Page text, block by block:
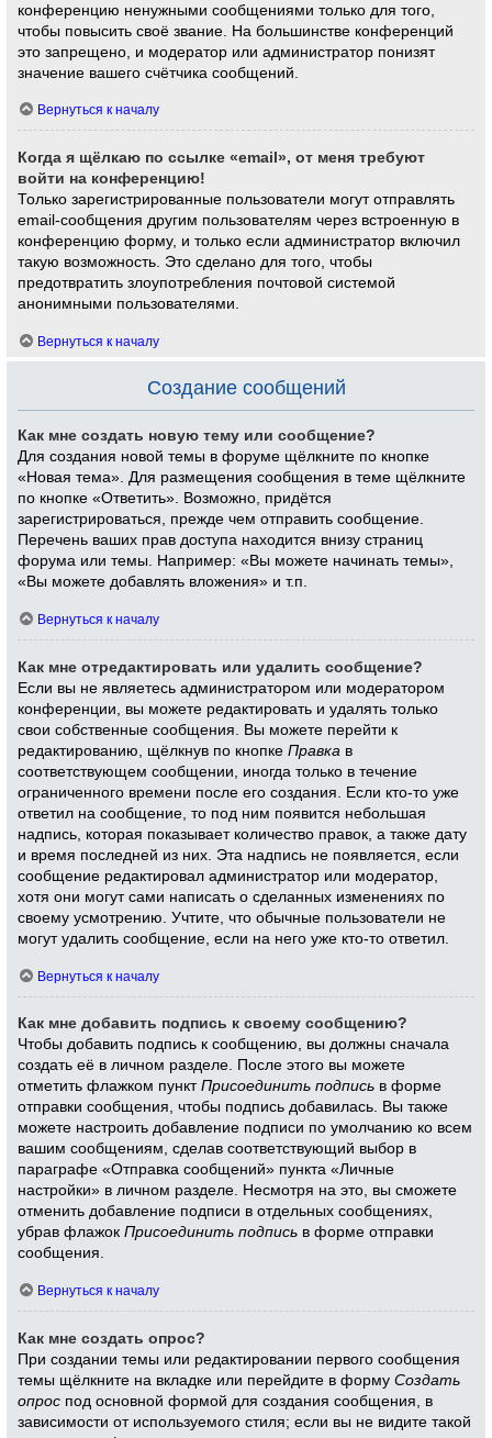
конференцию ненужными сообщениями только для того,
чтобы повысить своё звание. На большинстве конференций
это запрещено, и модератор или администратор понизят
значение вашего счётчика сообщений.
Вернуться к началу
Когда я щёлкаю по ссылке «email», от меня требуют
войти на конференцию!
Только зарегистрированные пользователи могут отправлять
email-сообщения другим пользователям через встроенную в
конференцию форму, и только если администратор включил
такую возможность. Это сделано для того, чтобы
предотвратить злоупотребления почтовой системой
анонимными пользователями.
Вернуться к началу
Создание сообщений
Как мне создать новую тему или сообщение?
Для создания новой темы в форуме щёлкните по кнопке
«Новая тема». Для размещения сообщения в теме щёлкните
по кнопке «Ответить». Возможно, придётся
зарегистрироваться, прежде чем отправить сообщение.
Перечень ваших прав доступа находится внизу страниц
форума или темы. Например: «Вы можете начинать темы»,
«Вы можете добавлять вложения» и т.п.
Вернуться к началу
Как мне отредактировать или удалить сообщение?
Если вы не являетесь администратором или модератором
конференции, вы можете редактировать и удалять только
свои собственные сообщения. Вы можете перейти к
редактированию, щёлкнув по кнопкеПравка в
соответствующем сообщении, иногда только в течение
ограниченного времени после его создания. Если кто-то уже
ответил на сообщение, то под ним появится небольшая
надпись, которая показывает количество правок, а также дату
и время последней из них. Эта надпись не появляется, если
сообщение редактировал администратор или модератор,
хотя они могут сами написать о сделанных изменениях по
своему усмотрению. Учтите, что обычные пользователи не
могут удалить сообщение, если на него уже кто-то ответил.
Вернуться к началу
Как мне добавить подпись к своему сообщению?
Чтобы добавить подпись к сообщению, вы должны сначала
создать её в личном разделе. После этого вы можете
отметить флажком пунктПрисоединить подпись в форме
отправки сообщения, чтобы подпись добавилась. Вы также
можете настроить добавление подписи по умолчанию ко всем
вашим сообщениям, сделав соответствующий выбор в
параграфе «Отправка сообщений» пункта «Личные
настройки» в личном разделе. Несмотря на это, вы сможете
отменить добавление подписи в отдельных сообщениях,
убрав флажокПрисоединить подпись в форме отправки
сообщения.
Вернуться к началу
Как мне создать опрос?
При создании темы или редактировании первого сообщения
темы щёлкните на вкладке или перейдите в формуСоздать
опрос под основной формой для создания сообщения, в
зависимости от используемого стиля; если вы не видите такой